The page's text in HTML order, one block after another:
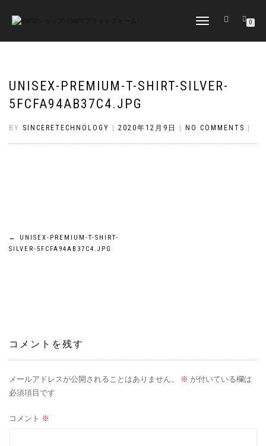
TOGGLE
0
UNISEX-PREMIUM-T-SHIRT-SILVER-
5FCFA94AB37C4.JPG
BY SINCERETECHNOLOGY 2020年12月9日 NO COMMENTS
投
ゲ
ー
シ
ョ
←
UNISEX-PREMIUM-T-SHIRT-
SILVER-5FCFA94AB37C4.JPG
コメントを残す
メールアドレスが公開されることはありません。 ※ が付いている欄は
必須項目です
コメント ※